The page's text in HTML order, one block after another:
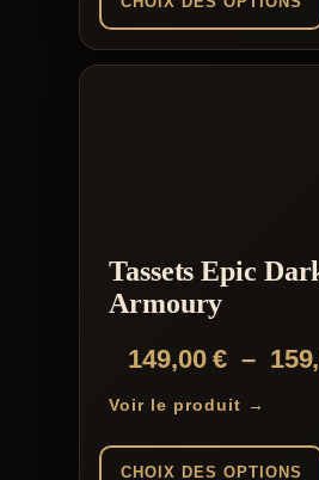
produit
page
Tassets Epic
Armoury
149,00€ –
Voir le produit →
CHOIX DES OPTIONS